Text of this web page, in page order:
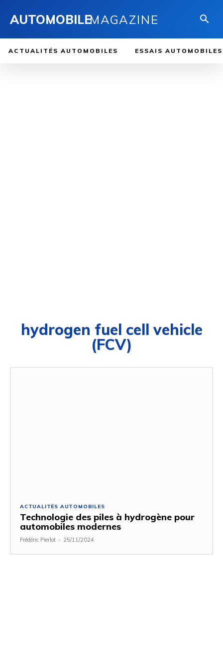
AUTOMOBILEMAGAZINE
ACTUALITÉS AUTOMOBILES ESSAIS AUTOMOBILES
hydrogen fuel cell vehicle
(FCV)
ACTUALITÉS AUTOMOBILES
Technologie des piles à hydrogène pour
automobiles modernes
Frédéric Pierlot - 25/11/2024